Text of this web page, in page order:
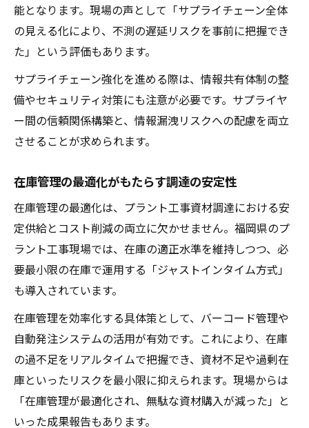
能となります。現場の声として「サプライチェーン全体
の見える化により、不測の遅延リスクを事前に把握でき
た」という評価もあります。
サプライチェーン強化を進める際は、情報共有体制の整
備やセキュリティ対策にも注意が必要です。サプライヤ
ー間の信頼関係構築と、情報漏洩リスクへの配慮を両立
させることが求められます。
在庫管理の最適化がもたらす調達の安定性
在庫管理の最適化は、プラント工事資材調達における安
定供給とコスト削減の両立に欠かせません。福岡県のプ
ラント工事現場では、在庫の適正水準を維持しつつ、必
要最小限の在庫で運用する「ジャストインタイム方式」
も導入されています。
在庫管理を効率化する具体策として、バーコード管理や
自動発注システムの活用が有効です。これにより、在庫
の過不足をリアルタイムで把握でき、資材不足や過剰在
庫といったリスクを最小限に抑えられます。現場からは
「在庫管理が最適化され、無駄な資材購入が減った」と
いった成果報告もあります。